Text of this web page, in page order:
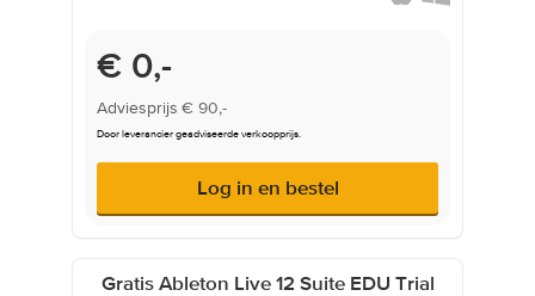
€ 0,-
Adviesprijs € 90,-
Door leverancier geadviseerde verkoopprijs.
Log in en bestel
Gratis Ableton Live 12 Suite EDU Trial